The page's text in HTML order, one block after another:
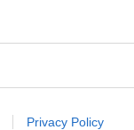
Privacy Policy